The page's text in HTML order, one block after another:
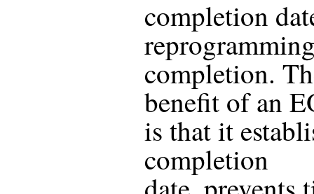
completion
completion.
benefit of an
is that it
completion